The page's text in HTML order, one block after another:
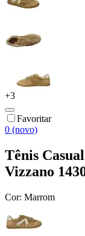
+3
Favoritar
0 (novo)
Tênis
Vizzano
Cor: Marrom